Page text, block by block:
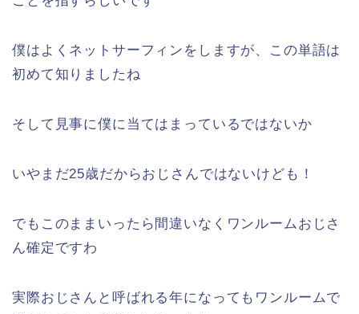
僕はよくネットサーフィンをしますが、この単語は
初めて知りましたね
そして見事に僕に当てはまっているではないか
いやまだ25歳だからおじさんではないけども！
でもこのままいったら間違いなくワンルームおじさ
ん確定ですわ
実際おじさんと呼ばれる年になってもワンルームで